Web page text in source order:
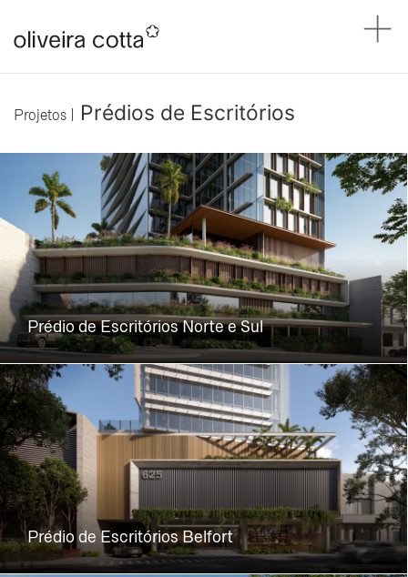
Projetos | Prédios de Escritórios
Prédio de Escritórios Norte e Sul
Prédio de Escritórios Belfort